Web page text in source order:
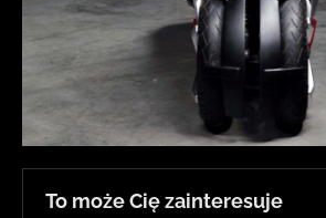
To może Cię zainteresuje